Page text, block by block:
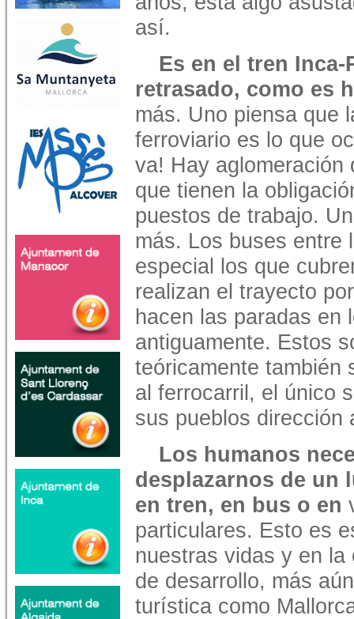
así.
Es en el tren Inca-
retrasado, como es
más. Uno piensa que
ferroviario es lo que
va! Hay aglomeración
que tienen la
puestos de trabajo.
más. Los buses entre
especial los que
realizan el trayecto
hacen las paradas en
antiguamente. Estos
teóricamente también
al ferrocarril, el único
sus pueblos dirección
Los humanos
desplazarnos de un
en tren, en bus o en
particulares. Esto es
nuestras vidas y en la
de desarrollo, más
turística como